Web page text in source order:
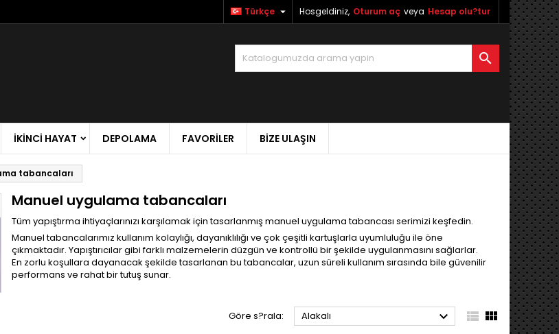
Hosgeldiniz, Oturum aç veya Hesap olu?tur
Türkçe 

İKİNCİ HAYAT DEPOLAMA FAVORILER BIZE ULAŞIN
tabancaları
Manuel uygulama tabancaları
Tüm yapıştırma ihtiyaçlarınızı karşılamak için tasarlanmış manuel uygulama tabancası serimizi keşfedin.
Manuel tabancalarımız kullanım kolaylığı, dayanıklılığı ve çok çeşitli kartuşlarla uyumluluğu ile öne
çıkmaktadır. Yapıştırıcılar gibi farklı malzemelerin düzgün ve kontrollü bir şekilde uygulanmasını sağlarlar.
En zorlu koşullara dayanacak şekilde tasarlanan bu tabancalar, uzun süreli kullanım sırasında bile güvenilir
performans ve rahat bir tutuş sunar.
Göre s?rala: Alakalı   